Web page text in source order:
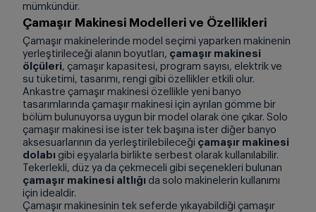
mümkündür.
Çamaşır Makinesi Modelleri ve Özellikleri
Çamaşır makinelerinde model seçimi yaparken makinenin
yerleştirileceği alanın boyutları, çamaşır makinesi
ölçüleri, çamaşır kapasitesi, program sayısı, elektrik ve
su tüketimi, tasarımı, rengi gibi özellikler etkili olur.
Ankastre çamaşır makinesi özellikle yeni banyo
tasarımlarında çamaşır makinesi için ayrılan gömme bir
bölüm bulunuyorsa uygun bir model olarak öne çıkar. Solo
çamaşır makinesi ise ister tek başına ister diğer banyo
aksesuarlarının da yerleştirilebileceği çamaşır makinesi
dolabı gibi eşyalarla birlikte serbest olarak kullanılabilir.
Tekerlekli, düz ya da çekmeceli gibi seçenekleri bulunan
çamaşır makinesi altlığı da solo makinelerin kullanımı
için idealdir.
Çamaşır makinesinin tek seferde yıkayabildiği çamaşır